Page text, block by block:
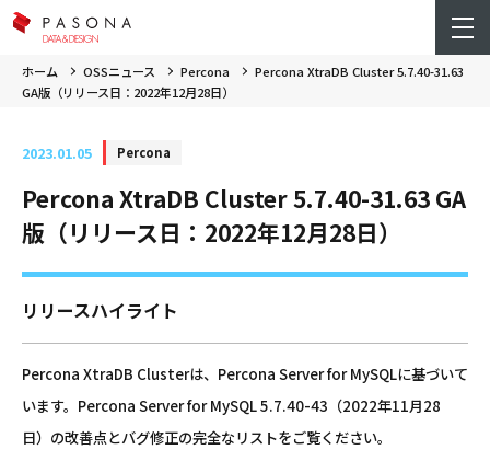
ホーム OSSニュース Percona
Percona XtraDB Cluster 5.7.40-31.63
GA版（リリース日：2022年12月28日）
2023.01.05 Percona
Percona XtraDB Cluster 5.7.40-31.63 GA
版（リリース日：2022年12月28日）
リリースハイライト
Percona XtraDB Clusterは、Percona Server for MySQLに基づいて
います。Percona Server for MySQL 5.7.40-43（2022年11月28
日）の改善点とバグ修正の完全なリストをご覧ください。